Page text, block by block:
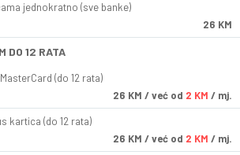
jednokratno (sve banke)
26 KM
DO 12 RATA
(do 12 rata)
26 KM / već od 2 KM / mj.
kartica (do 12 rata)
26 KM / već od 2 KM / mj.